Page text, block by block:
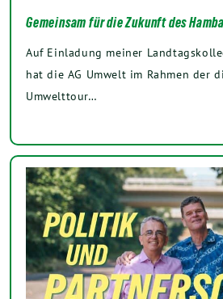
Gemeinsam für die Zukunft des
Auf Einladung meiner
hat die AG Umwelt im Rahmen der
Umwelttour…